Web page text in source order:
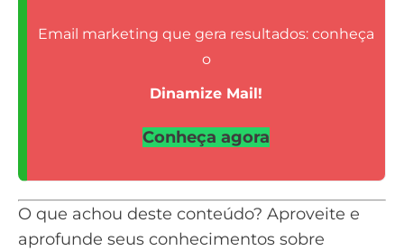
Email marketing que gera resultados: conheça
o
Dinamize Mail!
Conheça agora
O que achou deste conteúdo? Aproveite e
aprofunde seus conhecimentos sobre